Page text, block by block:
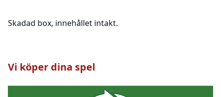
Skadad box, innehållet intakt.
Vi köper dina spel